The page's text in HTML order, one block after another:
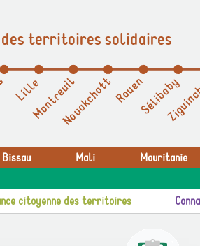
des territoires solidaires
Bissau Mali Mauritanie
citoyenne des territoires